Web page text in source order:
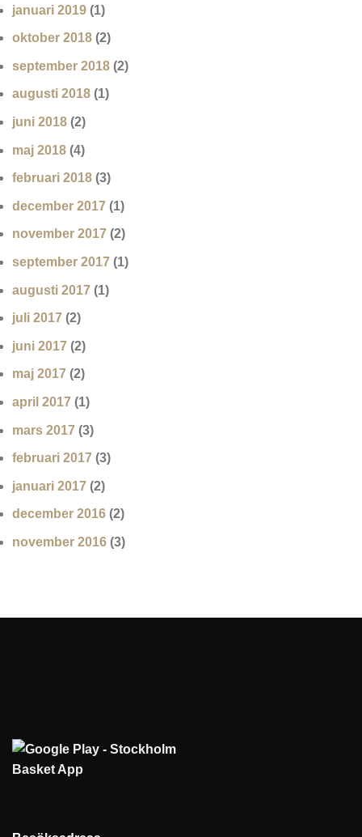
januari 2019 (1)
oktober 2018 (2)
september 2018 (2)
augusti 2018 (1)
juni 2018 (2)
maj 2018 (4)
februari 2018 (3)
december 2017 (1)
november 2017 (2)
september 2017 (1)
augusti 2017 (1)
juli 2017 (2)
juni 2017 (2)
maj 2017 (2)
april 2017 (1)
mars 2017 (3)
februari 2017 (3)
januari 2017 (2)
december 2016 (2)
november 2016 (3)